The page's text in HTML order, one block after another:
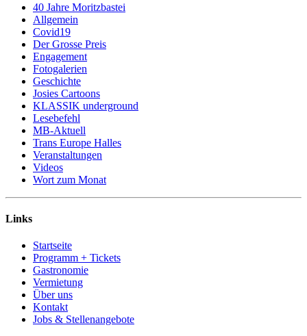
40 Jahre Moritzbastei
Allgemein
Covid19
Der Grosse Preis
Engagement
Fotogalerien
Geschichte
Josies Cartoons
KLASSIK underground
Lesebefehl
MB-Aktuell
Trans Europe Halles
Veranstaltungen
Videos
Wort zum Monat
Links
Startseite
Programm + Tickets
Gastronomie
Vermietung
Über uns
Kontakt
Jobs & Stellenangebote